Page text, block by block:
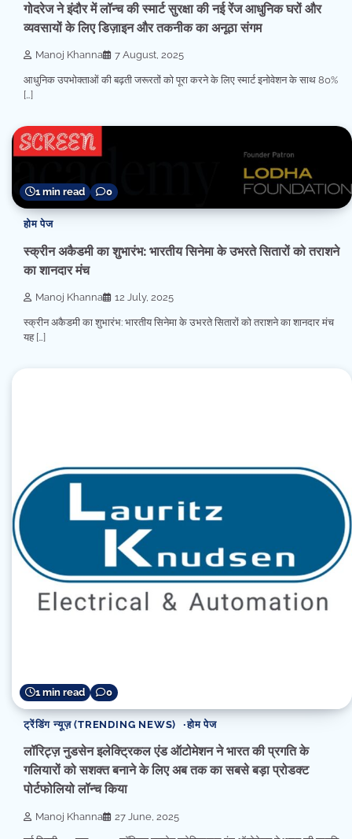
गोदरेज ने इंदौर में लॉन्च की स्मार्ट सुरक्षा की नई रेंज आधुनिक घरों और
व्यवसायों के लिए डिज़ाइन और तकनीक का अनूठा संगम
Manoj Khanna 7 August, 2025
आधुनिक उपभोक्ताओं की बढ़ती जरूरतों को पूरा करने के लिए स्मार्ट इनोवेशन के साथ 80%
[…]
1 min read 0
होम पेज
स्क्रीन अकैडमी का शुभारंभ: भारतीय सिनेमा के उभरते सितारों को तराशने
का शानदार मंच
Manoj Khanna 12 July, 2025
स्क्रीन अकैडमी का शुभारंभ: भारतीय सिनेमा के उभरते सितारों को तराशने का शानदार मंच
यह […]
1 min read 0
ट्रेंडिंग न्यूज़ (TRENDING NEWS) होम पेज
लॉरिट्ज़ नुडसेन इलेक्ट्रिकल एंड ऑटोमेशन ने भारत की प्रगति के
गलियारों को सशक्त बनाने के लिए अब तक का सबसे बड़ा प्रोडक्ट
पोर्टफोलियो लॉन्च किया
Manoj Khanna 27 June, 2025